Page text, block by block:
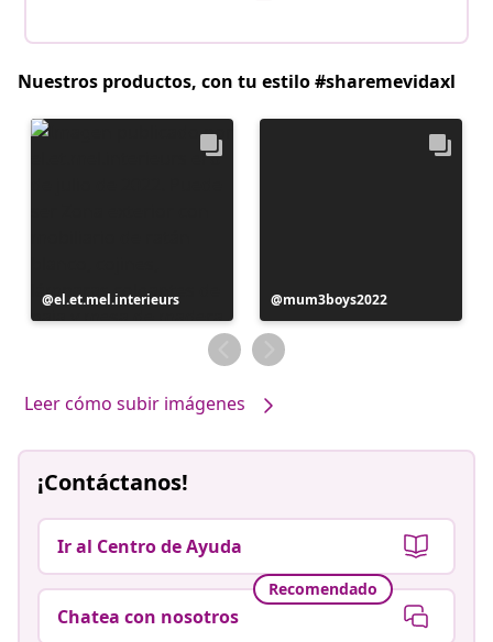
Nuestros productos, con tu estilo #sharemevidaxl
Publicación
realizada
el.et.mel.interieurs
Publicación
realizada
por
mum3boys2022
Leer cómo subir imágenes
¡Contáctanos!
Ir al Centro de Ayuda
Recomendado
Chatea con nosotros